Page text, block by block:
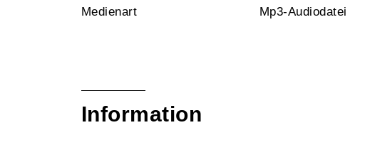
Medienart Mp3-Audiodatei
Information